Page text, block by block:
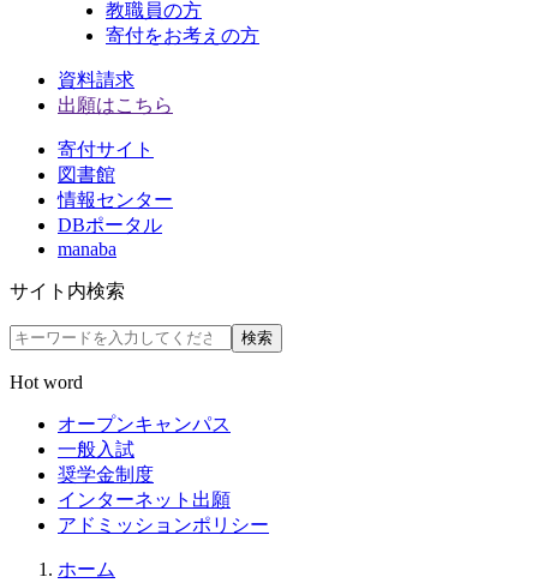
教職員の方
寄付をお考えの方
資料請求
出願はこちら
寄付サイト
図書館
情報センター
DBポータル
manaba
サイト内検索
検索
Hot word
オープンキャンパス
一般入試
奨学金制度
インターネット出願
アドミッションポリシー
ホーム